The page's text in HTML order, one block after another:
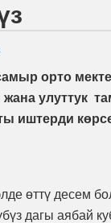
орто
жана улуттук
иштерди
өттү десем
дагы аябай